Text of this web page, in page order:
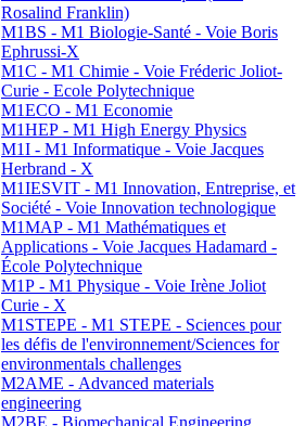
Rosalind Franklin)
M1BS - M1 Biologie-Santé - Voie Boris
Ephrussi-X
M1C - M1 Chimie - Voie Fréderic Joliot-
Curie - Ecole Polytechnique
M1ECO - M1 Economie
M1HEP - M1 High Energy Physics
M1I - M1 Informatique - Voie Jacques
Herbrand - X
M1IESVIT - M1 Innovation, Entreprise, et
Société - Voie Innovation technologique
M1MAP - M1 Mathématiques et
Applications - Voie Jacques Hadamard -
École Polytechnique
M1P - M1 Physique - Voie Irène Joliot
Curie - X
M1STEPE - M1 STEPE - Sciences pour
les défis de l'environnement/Sciences for
environmentals challenges
M2AME - Advanced materials
engineering
M2BE - Biomechanical Engineering